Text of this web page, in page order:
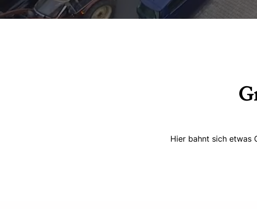
Hier bahnt sich etwas